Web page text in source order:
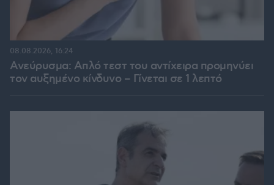
Ανεύρυσμα: Απλό τεστ του αντίχειρα προμηνύει
τον αυξημένο κίνδυνο – Γίνεται σε 1 λεπτό
08.08.2026, 16:24